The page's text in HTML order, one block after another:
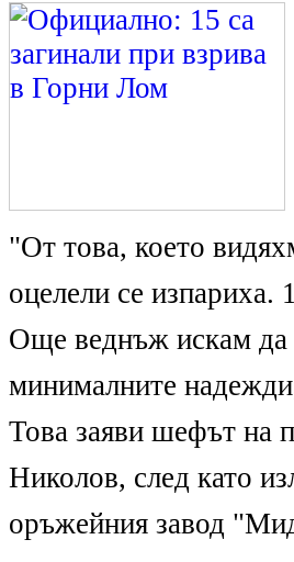
"От това, което
оцелели се
Още веднъж искам да
минималните
Това заяви шефът на
Николов, след като
оръжейния завод